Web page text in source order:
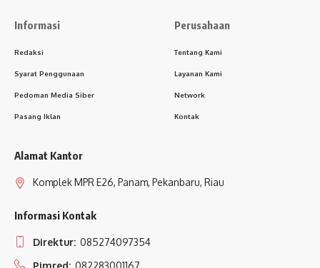
Informasi
Redaksi
Syarat Penggunaan
Pedoman Media Siber
Pasang Iklan
Perusahaan
Tentang Kami
Layanan Kami
Network
Kontak
Alamat Kantor
Komplek MPR E26, Panam, Pekanbaru, Riau
Informasi Kontak
Direktur: 085274097354
Pimred: 082283001167